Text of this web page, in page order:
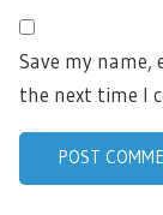
Save my
the next time I